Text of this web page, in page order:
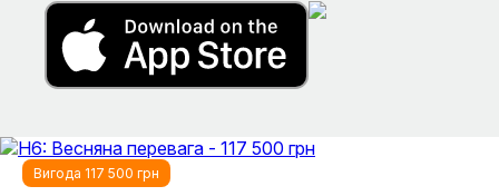
Вигода 117 500 грн